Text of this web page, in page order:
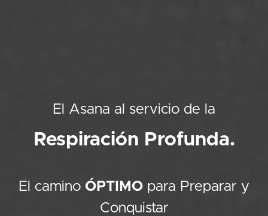
El Asana al servicio de la
Respiración Profunda.
El camino ÓPTIMO para Preparar y
Conquistar